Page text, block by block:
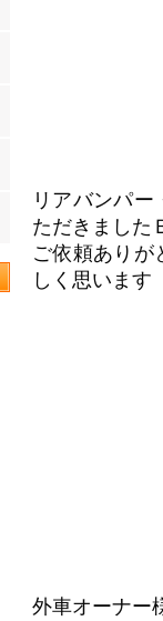
リアバンパ
ただきました
ご依頼ありが
しく思います
外車オーナー